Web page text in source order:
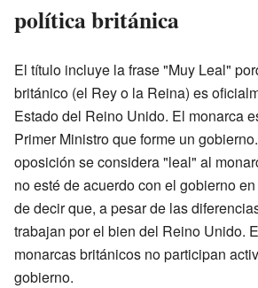
política británica
El título incluye la frase "Muy Leal"
británico (el Rey o la Reina) es
Estado del Reino Unido. El monarca
Primer Ministro que forme un
oposición se considera "leal" al
no esté de acuerdo con el gobierno
de decir que, a pesar de las
trabajan por el bien del Reino Unido.
monarcas británicos no participan
gobierno.